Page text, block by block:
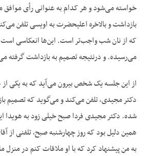
خواسته می‌شود و هر کدام به عنوانی رأی موافق
بازداشت و بالاخره اعلیحضرت به اویسی تلفن
که از نان شب واجب‌تر است. این‌ها انعکاسی
می‌رسیده. و درنتیجه تصمیم به بازداشت گرفته
از این جلسه یک شخص بیرون می‌آید که به یکی از
دکتر مجیدی، تلفن می‌کند و می‌گوید که تصمیم
شده. دکتر مجیدی فردا صبح خیلی زود به هویدا
همین دلیل بود که روز چهارشنبه صبح، تلفنی از
به من پیشنهاد کرد که با او ملاقات کنم در